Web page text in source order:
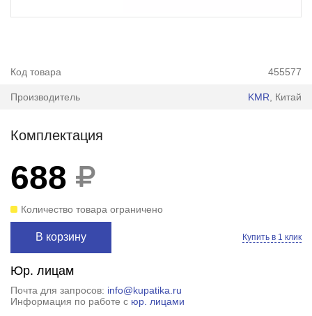
Код товара 455577
Производитель KMR , Китай
Комплектация
688
Количество товара ограничено
В корзину Купить в 1 клик
Юр. лицам
Почта для запросов: info@kupatika.ru
Информация по работе с юр. лицами